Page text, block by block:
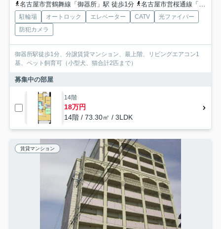
名古屋市営鶴舞線「御器所」駅 徒歩1分
名古屋市営桜通線「御器所」駅 徒歩1分
駐輪場 オートロック エレベーター CATV
光ファイバー
防犯カメラ
御器所駅徒歩1分、分譲賃貸マンション、最上階、リビングエアコン1
基、ペット飼育可（小型犬、猫合計2匹まで）
募集中の部屋
14階
18万円
14階 / 73.30㎡ / 3LDK
賃貸マンション